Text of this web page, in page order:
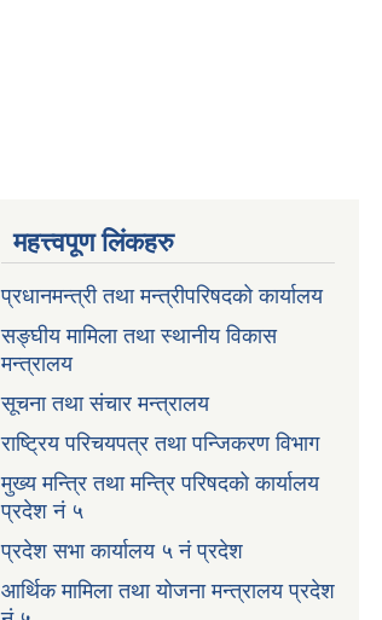
महत्त्वपूण लिंकहरु
प्रधानमन्त्री तथा मन्त्रीपरिषदको कार्यालय
सङ्घीय मामिला तथा स्थानीय विकास
मन्त्रालय
सूचना तथा संचार मन्त्रालय
राष्ट्रिय परिचयपत्र तथा पन्जिकरण विभाग
मुख्य मन्त्रि तथा मन्त्रि परिषदको कार्यालय
प्रदेश नं ५
प्रदेश सभा कार्यालय ५ नं प्रदेश
आर्थिक मामिला तथा योजना मन्त्रालय प्रदेश